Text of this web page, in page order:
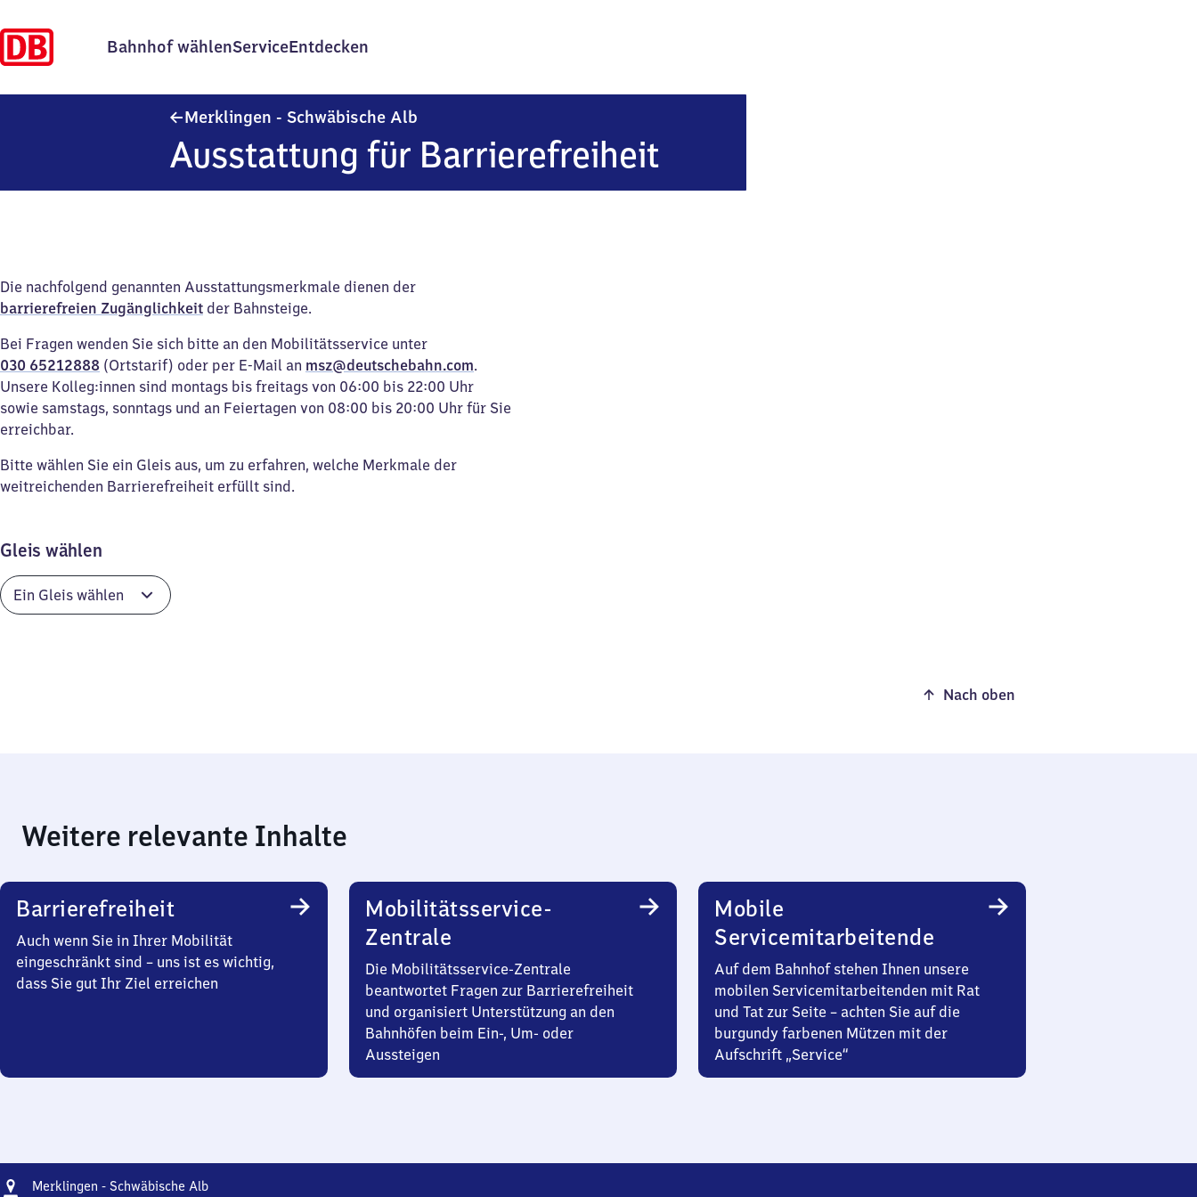
Bahnhof wählenServiceEntdecken
Merklingen - Schwäbische Alb
Ausstattung für Barrierefreiheit
Die nachfolgend genannten Ausstattungsmerkmale dienen der
barrierefreien Zugänglichkeit der Bahnsteige.
Bei Fragen wenden Sie sich bitte an den Mobilitätsservice unter
030 65212888 (Ortstarif) oder per E-Mail an msz@deutschebahn.com.
Unsere Kolleg:innen sind montags bis freitags von 06:00 bis 22:00 Uhr
sowie samstags, sonntags und an Feiertagen von 08:00 bis 20:00 Uhr für Sie
erreichbar.
Bitte wählen Sie ein Gleis aus, um zu erfahren, welche Merkmale der
weitreichenden Barrierefreiheit erfüllt sind.
Gleis wählen
Nach oben
Weitere relevante Inhalte
Barrierefreiheit
Auch wenn Sie in Ihrer Mobilität
eingeschränkt sind – uns ist es wichtig,
dass Sie gut Ihr Ziel erreichen
Mobilitätsservice-
Zentrale
Die Mobilitätsservice-Zentrale
beantwortet Fragen zur Barrierefreiheit
und organisiert Unterstützung an den
Bahnhöfen beim Ein-, Um- oder
Aussteigen
Mobile
Servicemitarbeitende
Auf dem Bahnhof stehen Ihnen unsere
mobilen Servicemitarbeitenden mit Rat
und Tat zur Seite – achten Sie auf die
burgundy farbenen Mützen mit der
Aufschrift „Service“
Adresse
Merklingen - Schwäbische AlbMerklingen